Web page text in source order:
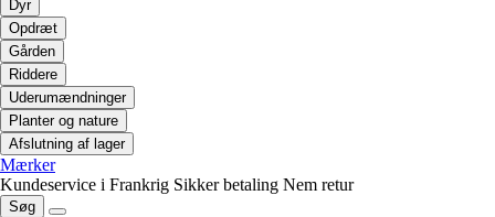
Dyr
Opdræt
Gården
Riddere
Uderumændninger
Planter og nature
Afslutning af lager
Mærker
Kundeservice i Frankrig Sikker betaling Nem retur
Søg